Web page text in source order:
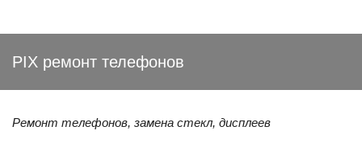
PIX ремонт телефонов
Ремонт телефонов, замена стекл, дисплеев